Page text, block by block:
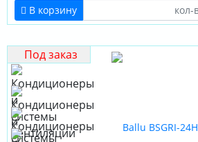
В корзину
Под заказ